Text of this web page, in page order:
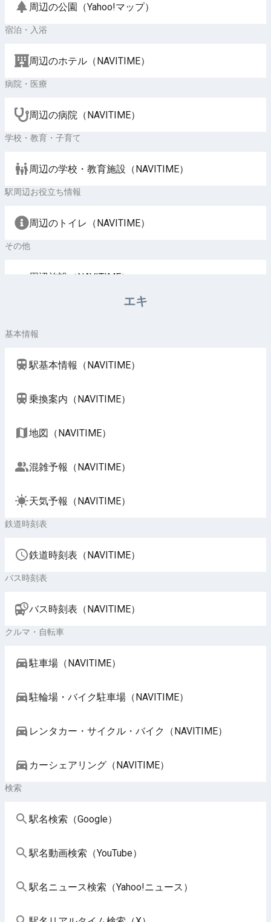
周辺の公園（Yahoo!マップ）
宿泊・入浴
周辺のホテル（NAVITIME）
病院・医療
周辺の病院（NAVITIME）
学校・教育・子育て
周辺の学校・教育施設（NAVITIME）
駅周辺お役立ち情報
周辺のトイレ（NAVITIME）
その他
周辺施設（NAVITIME）
エキ
基本情報
駅基本情報（NAVITIME）
乗換案内（NAVITIME）
地図（NAVITIME）
混雑予報（NAVITIME）
天気予報（NAVITIME）
鉄道時刻表
鉄道時刻表（NAVITIME）
バス時刻表
バス時刻表（NAVITIME）
クルマ・自転車
駐車場（NAVITIME）
駐輪場・バイク駐車場（NAVITIME）
レンタカー・サイクル・バイク（NAVITIME）
カーシェアリング（NAVITIME）
検索
駅名検索（Google）
駅名動画検索（YouTube）
駅名ニュース検索（Yahoo!ニュース）